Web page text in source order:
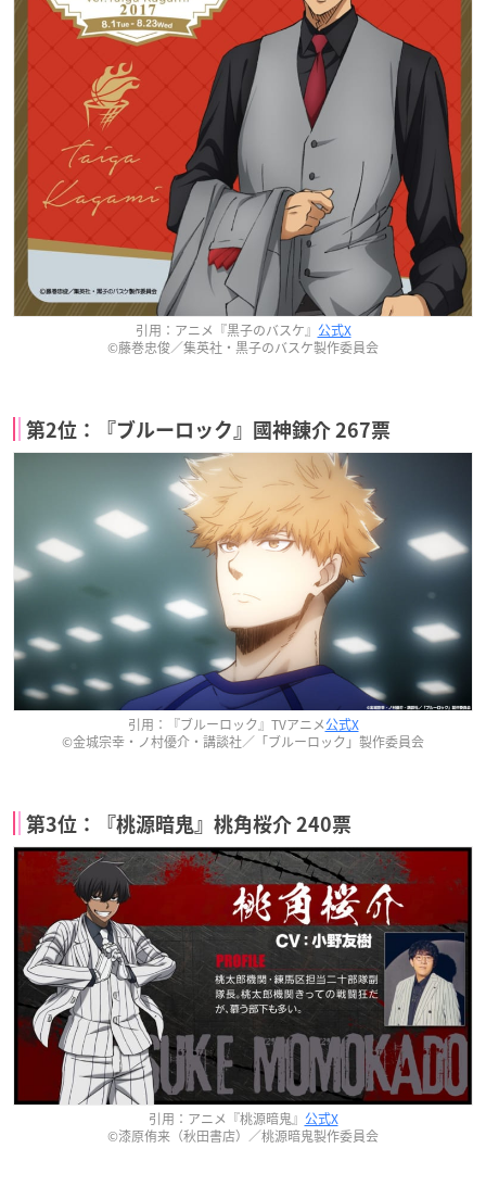
引用：アニメ『黒子のバスケ』 公式X
©藤巻忠俊／集英社・黒子のバスケ製作委員会
第2位：『ブルーロック』國神錬介 267票
引用：『ブルーロック』TVアニメ公式X
©金城宗幸・ノ村優介・講談社／「ブルーロック」製作委員会
第3位：『桃源暗鬼』桃角桜介 240票
引用：アニメ『桃源暗鬼』 公式X
©漆原侑来（秋田書店）／桃源暗鬼製作委員会